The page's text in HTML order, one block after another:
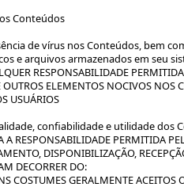
Conteúdos
de vírus nos Conteúdos,
e arquivos armazenados em seu
RESPONSABILIDADE
ELEMENTOS NOCIVOS
USUÁRIOS
confiabilidade e utilidade dos
RESPONSABILIDADE PERMITIDA
DISPONIBILIZAÇÃO,
DECORRER DO:
COSTUMES GERALMENTE